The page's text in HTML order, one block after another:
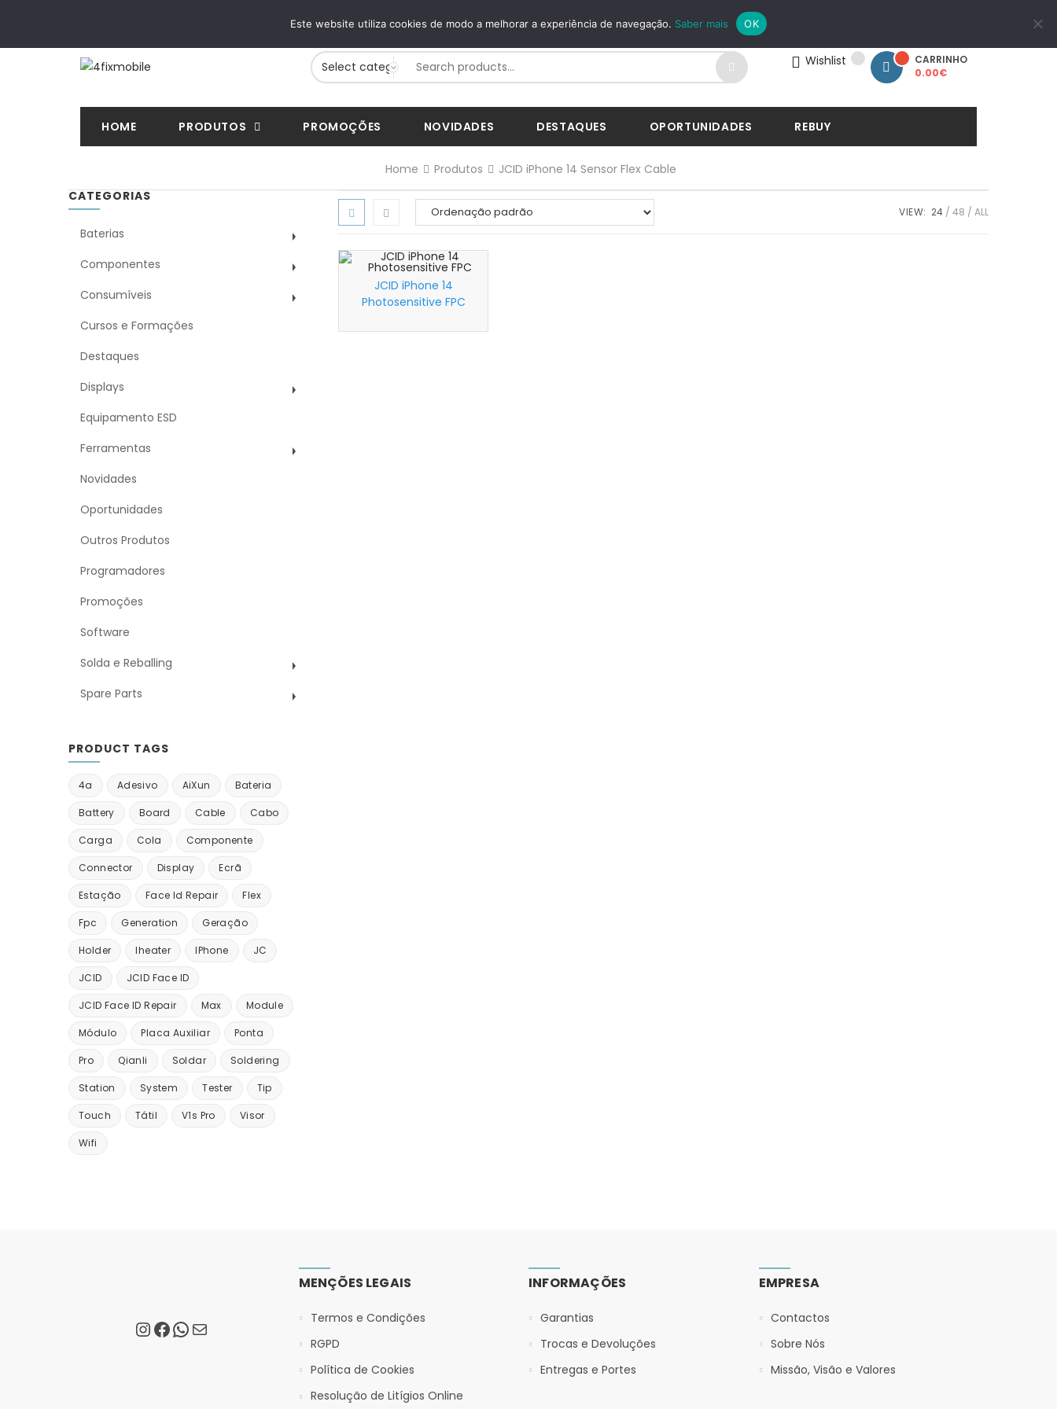
VISA, Mastercard, MBWay... +351 926 268 200
Wishlist
CARRINHO
0.00€
HOME PRODUTOS PROMOÇÕES NOVIDADES DESTAQUES OPORTUNIDADES REBUY
Home Produtos JCID iPhone 14 Sensor Flex Cable
VIEW: 24 48 ALL
JCID iPhone 14
Photosensitive FPC
CATEGORIAS
Baterias
Componentes
Consumíveis
Cursos e Formações
Destaques
Displays
Equipamento ESD
Ferramentas
Novidades
Oportunidades
Outros Produtos
Programadores
Promoções
Software
Solda e Reballing
Spare Parts
PRODUCT TAGS
4a Adesivo AiXun Bateria
Battery Board Cable Cabo
Carga Cola Componente
Connector Display Ecrã
Estação Face Id Repair Flex
Fpc Generation Geração
Holder Iheater IPhone JC
JCID JCID Face ID
JCID Face ID Repair Max Module
Módulo Placa Auxiliar Ponta
Pro Qianli Soldar Soldering
Station System Tester Tip
Touch Tátil V1s Pro Visor
Wifi
MENÇÕES LEGAIS
Termos e Condições
RGPD
Política de Cookies
Resolução de Litígios Online
INFORMAÇÕES
Garantias
Trocas e Devoluções
Entregas e Portes
EMPRESA
Contactos
Sobre Nós
Missão, Visão e Valores
Este website utiliza cookies de modo a melhorar a experiência de navegação. Saber mais OK